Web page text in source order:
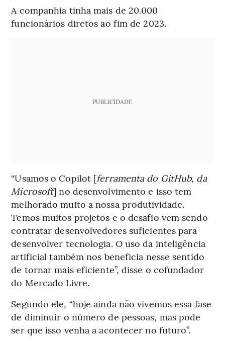
A companhia tinha mais de 20.000
funcionários diretos ao fim de 2023.
PUBLICIDADE
“Usamos o Copilot [ferramenta do GitHub, da
Microsoft] no desenvolvimento e isso tem
melhorado muito a nossa produtividade.
Temos muitos projetos e o desafio vem sendo
contratar desenvolvedores suficientes para
desenvolver tecnologia. O uso da inteligência
artificial também nos beneficia nesse sentido
de tornar mais eficiente”, disse o cofundador
do Mercado Livre.
Segundo ele, “hoje ainda não vivemos essa fase
de diminuir o número de pessoas, mas pode
ser que isso venha a acontecer no futuro”.